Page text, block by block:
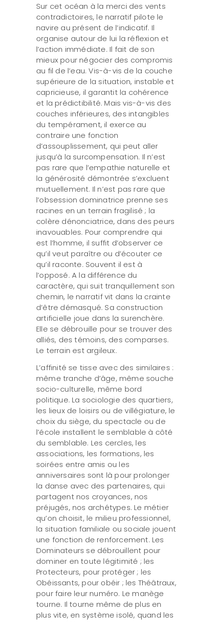
Sur cet océan à la merci des vents
contradictoires, le narratif pilote le
navire au présent de l’indicatif. Il
organise autour de lui la réflexion et
l’action immédiate. Il fait de son
mieux pour négocier des compromis
au fil de l’eau. Vis-à-vis de la couche
supérieure de la situation, instable et
capricieuse, il garantit la cohérence
et la prédictibilité. Mais vis-à-vis des
couches inférieures, des intangibles
du tempérament, il exerce au
contraire une fonction
d’assouplissement, qui peut aller
jusqu’à la surcompensation. Il n’est
pas rare que l’empathie naturelle et
la générosité démontrée s’excluent
mutuellement. Il n’est pas rare que
l’obsession dominatrice prenne ses
racines en un terrain fragilisé ; la
colère dénonciatrice, dans des peurs
inavouables. Pour comprendre qui
est l’homme, il suffit d’observer ce
qu’il veut paraître ou d’écouter ce
qu’il raconte. Souvent il est à
l’opposé. A la différence du
caractère, qui suit tranquillement son
chemin, le narratif vit dans la crainte
d’être démasqué. Sa construction
artificielle joue dans la surenchère.
Elle se débrouille pour se trouver des
alliés, des témoins, des comparses.
Le terrain est argileux.
L’affinité se tisse avec des similaires :
même tranche d’âge, même souche
socio-culturelle, même bord
politique. La sociologie des quartiers,
les lieux de loisirs ou de villégiature, le
choix du siège, du spectacle ou de
l’école installent le semblable à côté
du semblable. Les cercles, les
associations, les formations, les
soirées entre amis ou les
anniversaires sont là pour prolonger
la danse avec des partenaires, qui
partagent nos croyances, nos
préjugés, nos archétypes. Le métier
qu’on choisit, le milieu professionnel,
la situation familiale ou sociale jouent
une fonction de renforcement. Les
Dominateurs se débrouillent pour
dominer en toute légitimité ; les
Protecteurs, pour protéger ; les
Obéissants, pour obéir ; les Théâtraux,
pour faire leur numéro. Le manège
tourne. Il tourne même de plus en
plus vite, en système isolé, quand les